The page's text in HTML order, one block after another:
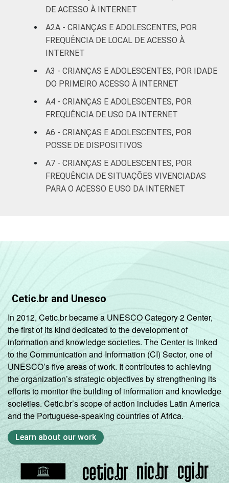
renda
Não sabe
respondeu
17
CLASSE
SOCIAL
AB 69
DE
COR OU RAÇA Branca 42
DOMICÍLIO
COM ACESSO
À INTERNET
Não 9
Fonte: Núcleo de Informação e Coordenação
do Ponto BR. (2025). Pesquisa sobre o uso
da Internet por crianças e adolescentes no
DE ACESSO À INTERNET
A2A - CRIANÇAS E ADOLESCENTES, POR
FREQUÊNCIA DE LOCAL DE ACESSO À
INTERNET
A3 - CRIANÇAS E ADOLESCENTES, POR IDADE
DO PRIMEIRO ACESSO À INTERNET
A4 - CRIANÇAS E ADOLESCENTES, POR
FREQUÊNCIA DE USO DA INTERNET
A6 - CRIANÇAS E ADOLESCENTES, POR
POSSE DE DISPOSITIVOS
A7 - CRIANÇAS E ADOLESCENTES, POR
FREQUÊNCIA DE SITUAÇÕES VIVENCIADAS
PARA O ACESSO E USO DA INTERNET
Cetic.br and Unesco
In 2012, Cetic.br became a UNESCO Category 2 Center,
the first of its kind dedicated to the development of
information and knowledge societies. The Center is linked
to the Communication and Information (CI) Sector, one of
UNESCO’s five areas of work. It contributes to achieving
the organization’s strategic objectives by strengthening its
efforts to monitor the building of information and knowledge
societies. Cetic.br’s scope of action includes Latin America
and the Portuguese-speaking countries of Africa.
Learn about our work